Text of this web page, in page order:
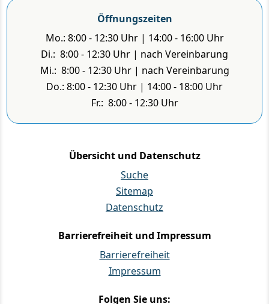
Öffnungszeiten
Mo.: 8:00 - 12:30 Uhr | 14:00 - 16:00 Uhr
Di.: 8:00 - 12:30 Uhr | nach Vereinbarung
Mi.: 8:00 - 12:30 Uhr | nach Vereinbarung
Do.: 8:00 - 12:30 Uhr | 14:00 - 18:00 Uhr
Fr.: 8:00 - 12:30 Uhr
Übersicht und Datenschutz
Suche
Sitemap
Datenschutz
Barrierefreiheit und Impressum
Barrierefreiheit
Impressum
Folgen Sie uns: